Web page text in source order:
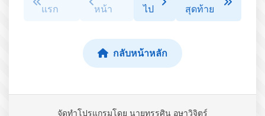
แรก
หน้า
ไป
สุดท้าย
กลับหน้าหลัก
จัดทำโปรแกรมโดย นายทรรศิน อุษาวิจิตร์